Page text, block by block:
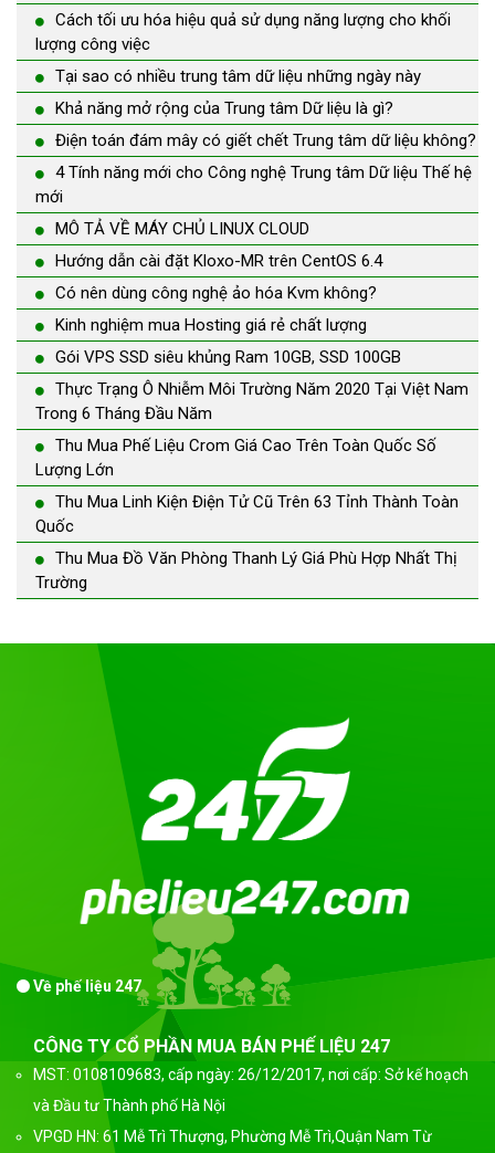
Cách tối ưu hóa hiệu quả sử dụng năng lượng cho khối
lượng công việc
Tại sao có nhiều trung tâm dữ liệu những ngày này
Khả năng mở rộng của Trung tâm Dữ liệu là gì?
Điện toán đám mây có giết chết Trung tâm dữ liệu không?
4 Tính năng mới cho Công nghệ Trung tâm Dữ liệu Thế hệ
mới
MÔ TẢ VỀ MÁY CHỦ LINUX CLOUD
Hướng dẫn cài đặt Kloxo-MR trên CentOS 6.4
Có nên dùng công nghệ ảo hóa Kvm không?
Kinh nghiệm mua Hosting giá rẻ chất lượng
Gói VPS SSD siêu khủng Ram 10GB, SSD 100GB
Thực Trạng Ô Nhiễm Môi Trường Năm 2020 Tại Việt Nam
Trong 6 Tháng Đầu Năm
Thu Mua Phế Liệu Crom Giá Cao Trên Toàn Quốc Số
Lượng Lớn
Thu Mua Linh Kiện Điện Tử Cũ Trên 63 Tỉnh Thành Toàn
Quốc
Thu Mua Đồ Văn Phòng Thanh Lý Giá Phù Hợp Nhất Thị
Trường
Về phế liệu 247
CÔNG TY CỔ PHẦN MUA BÁN PHẾ LIỆU 247
MST: 0108109683, cấp ngày: 26/12/2017, nơi cấp: Sở kế hoạch
và Đầu tư Thành phố Hà Nội
VPGD HN: 61 Mễ Trì Thượng, Phường Mễ Trì,Quận Nam Từ